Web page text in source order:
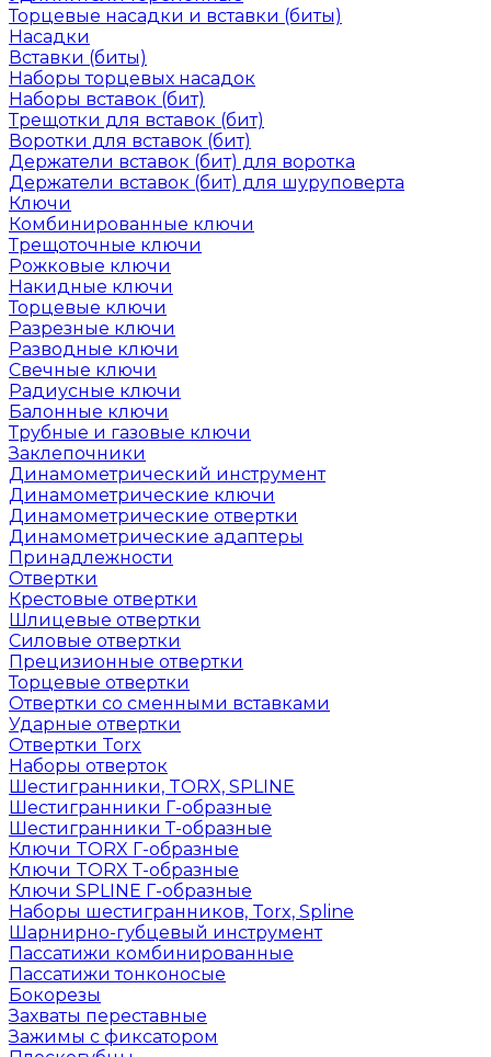
Торцевые насадки и вставки (биты)
Насадки
Вставки (биты)
Наборы торцевых насадок
Наборы вставок (бит)
Трещотки для вставок (бит)
Воротки для вставок (бит)
Держатели вставок (бит) для воротка
Держатели вставок (бит) для шуруповерта
Ключи
Комбинированные ключи
Трещоточные ключи
Рожковые ключи
Накидные ключи
Торцевые ключи
Разрезные ключи
Разводные ключи
Свечные ключи
Радиусные ключи
Балонные ключи
Трубные и газовые ключи
Заклепочники
Динамометрический инструмент
Динамометрические ключи
Динамометрические отвертки
Динамометрические адаптеры
Принадлежности
Отвертки
Крестовые отвертки
Шлицевые отвертки
Силовые отвертки
Прецизионные отвертки
Торцевые отвертки
Отвертки со сменными вставками
Ударные отвертки
Отвертки Torx
Наборы отверток
Шестигранники, TORX, SPLINE
Шестигранники Г-образные
Шестигранники Т-образные
Ключи TORX Г-образные
Ключи TORX Т-образные
Ключи SPLINE Г-образные
Наборы шестигранников, Torx, Spline
Шарнирно-губцевый инструмент
Пассатижи комбинированные
Пассатижи тонконосые
Бокорезы
Захваты переставные
Зажимы с фиксатором